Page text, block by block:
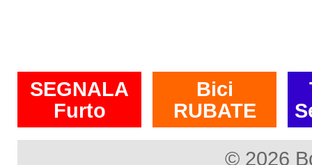
SEGNALA
Furto
Bici
RUBATE
© 2026